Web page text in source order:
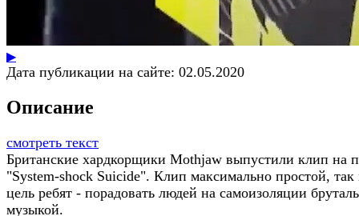
▶
Дата публикации на сайте: 02.05.2020
Описание
смотреть текст
Британские хардкорщики Mothjaw выпустили клип на
"System-shock Suicide". Клип максимально простой, так
цель ребят - порадовать людей на самоизоляции
музыкой.